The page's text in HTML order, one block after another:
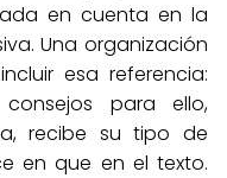
en cuenta en la
Una organización
esa referencia:
para ello,
recibe su tipo de
en que en el texto.